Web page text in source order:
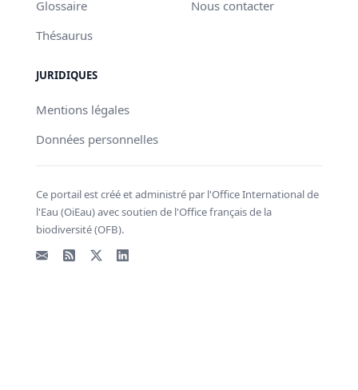
Glossaire
Thésaurus
Nous contacter
JURIDIQUES
Mentions légales
Données personnelles
Ce portail est créé et administré par l'Office International de
l'Eau (OiEau) avec soutien de l'Office français de la
biodiversité (OFB).